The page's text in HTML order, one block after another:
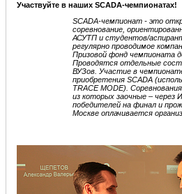
Участвуйте в наших SCADA-чемпионатах!
SCADA-чемпионат - это
соревнование,
АСУТП и студентов/
регулярно проводимое
Призовой фонд чемпионата
Проводятся отдельные
ВУЗов. Участие в
приобретения SCADA
TRACE MODE).
из которых заочные – через
победителей на финал и
Москве оплачивается